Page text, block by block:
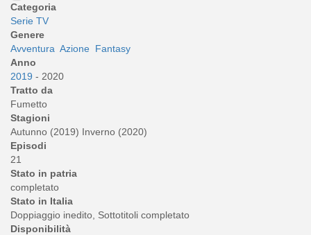
Categoria
Serie TV
Genere
Avventura Azione Fantasy
Anno
2019 - 2020
Tratto da
Fumetto
Stagioni
Autunno (2019) Inverno (2020)
Episodi
21
Stato in patria
completato
Stato in Italia
Doppiaggio inedito, Sottotitoli completato
Disponibilità